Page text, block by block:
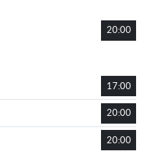
20:00
17:00
20:00
20:00